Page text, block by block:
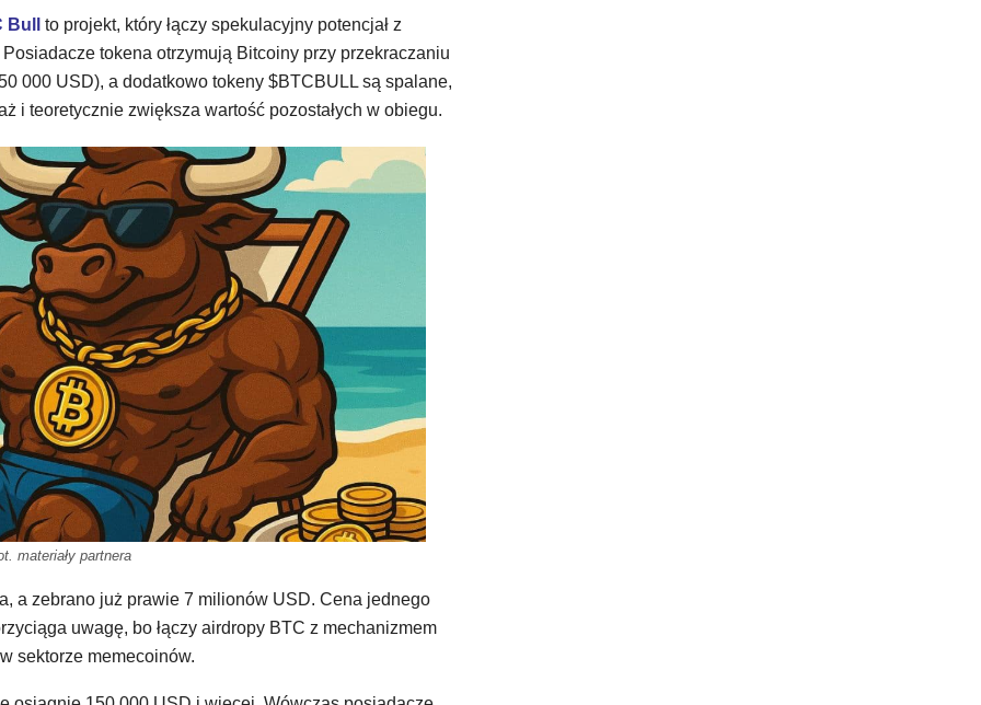
to projekt, który łączy spekulacyjny potencjał z
tokena otrzymują Bitcoiny przy przekraczaniu
000 USD), a dodatkowo tokeny $BTCBULL są spalane,
i teoretycznie zwiększa wartość pozostałych w obiegu.
materiały partnera
a zebrano już prawie 7 milionów USD. Cena jednego
uwagę, bo łączy airdropy BTC z mechanizmem
sektorze memecoinów.